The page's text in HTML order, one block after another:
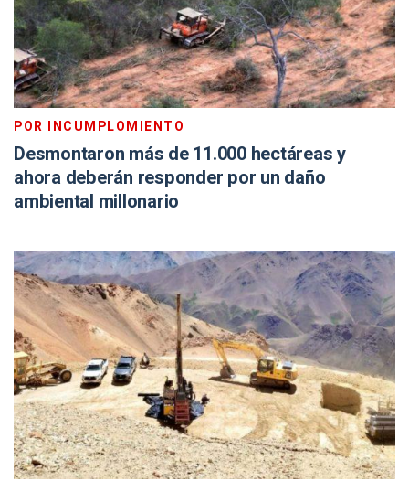
POR INCUMPLOMIENTO
Desmontaron más de 11.000 hectáreas y
ahora deberán responder por un daño
ambiental millonario